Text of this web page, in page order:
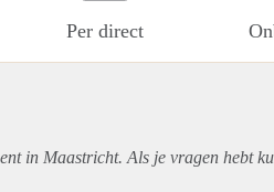
Per direct
in Maastricht. Als je vragen hebt